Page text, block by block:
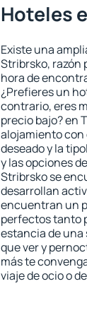
Hoteles
Existe una
Stribrsko, razón
hora de
¿Prefieres un
contrario, eres
precio bajo? en
alojamiento
deseado y la
y las opciones
Stribrsko se
desarrollan
encuentran un
perfectos tanto
estancia de una
que ver y
más te
viaje de ocio o